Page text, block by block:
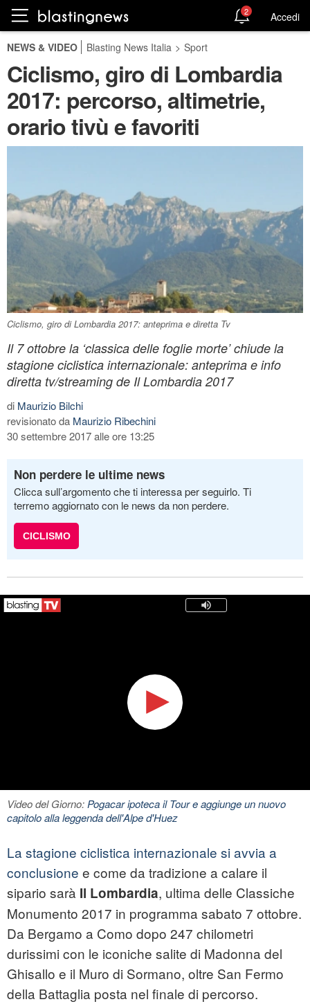
2 Accedi
NEWS & VIDEO Blasting News Italia > Sport
Ciclismo, giro di Lombardia
2017: percorso, altimetrie,
orario tivù e favoriti
Ciclismo, giro di Lombardia 2017: anteprima e diretta Tv
Il 7 ottobre la ‘classica delle foglie morte’ chiude la
stagione ciclistica internazionale: anteprima e info
diretta tv/streaming de Il Lombardia 2017
di Maurizio Bilchi
revisionato da Maurizio Ribechini
30 settembre 2017 alle ore 13:25
Non perdere le ultime news
Clicca sull’argomento che ti interessa per seguirlo. Ti
terremo aggiornato con le news da non perdere.
CICLISMO
Video del Giorno:Pogacar ipoteca il Tour e aggiunge un nuovo
capitolo alla leggenda dell'Alpe d'Huez
La stagione ciclistica internazionale si avvia a
conclusione e come da tradizione a calare il
sipario sarà Il Lombardia, ultima delle Classiche
Monumento 2017 in programma sabato 7 ottobre.
Da Bergamo a Como dopo 247 chilometri
durissimi con le iconiche salite di Madonna del
Ghisallo e il Muro di Sormano, oltre San Fermo
della Battaglia posta nel finale di percorso.